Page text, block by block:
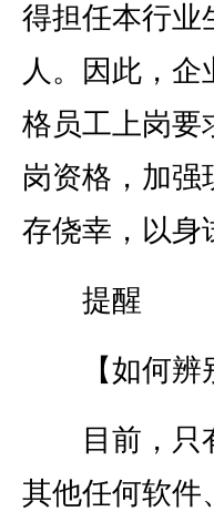
得担任本行业
人。因此，
格员工上岗要
岗资格，加强
存侥幸，以身
提醒
【如何辨别
目前，只有
其他任何软件